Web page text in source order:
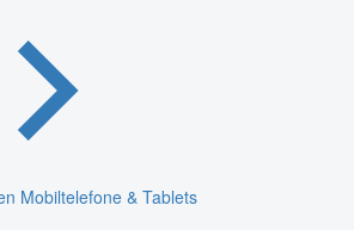
Mobiltelefone & Tablets